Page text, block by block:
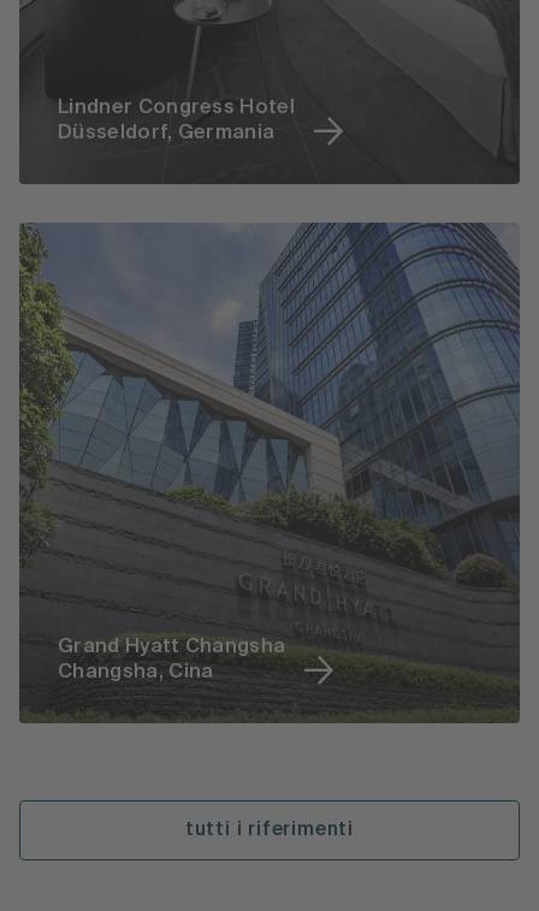
Lindner Congress Hotel
Düsseldorf, Germania
Grand Hyatt Changsha
Changsha, Cina
tutti i riferimenti